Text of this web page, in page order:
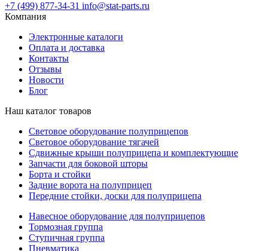
+7 (499) 877-34-31 info@stat-parts.ru
Компания
Электронные каталоги
Оплата и доставка
Контакты
Отзывы
Новости
Блог
Наш каталог товаров
Световое оборудование полуприцепов
Световое оборудование тягачей
Сдвижные крыши полуприцепа и комплектующие
Запчасти для боковой шторы
Борта и стойки
Задние ворота на полуприцеп
Передние стойки, доски для полуприцепа
Навесное оборудование для полуприцепов
Тормозная группа
Ступичная группа
Пневматика